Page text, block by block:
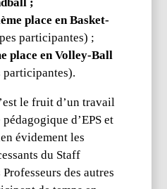
place en Basket-
participantes) ;
place en Volley-Ball
participantes).
le fruit d’un travail
d’EPS et
évidement les
du Staff
des autres